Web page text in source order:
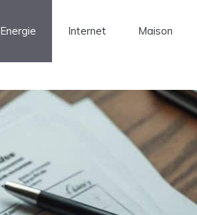
Energie Internet Maison